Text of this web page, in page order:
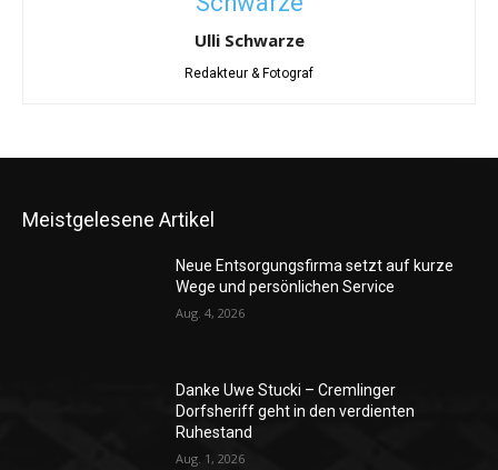
Ulli Schwarze
Redakteur & Fotograf
Meistgelesene Artikel
Neue Entsorgungsfirma setzt auf kurze
Wege und persönlichen Service
Aug. 4, 2026
Danke Uwe Stucki – Cremlinger
Dorfsheriff geht in den verdienten
Ruhestand
Aug. 1, 2026